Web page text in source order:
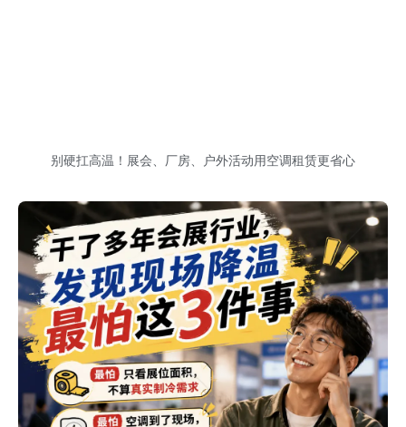
别硬扛高温！展会、厂房、户外活动用空调租赁更省心